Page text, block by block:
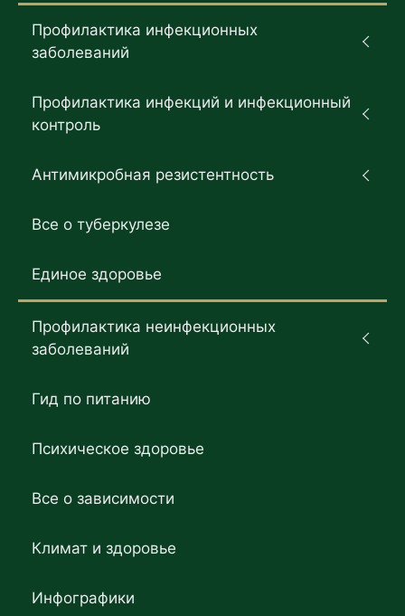
Профилактика инфекционных
заболеваний
Профилактика инфекций и инфекционный
контроль
Антимикробная резистентность
Все о туберкулезе
Единое здоровье
Профилактика неинфекционных
заболеваний
Гид по питанию
Психическое здоровье
Все о зависимости
Климат и здоровье
Инфографики